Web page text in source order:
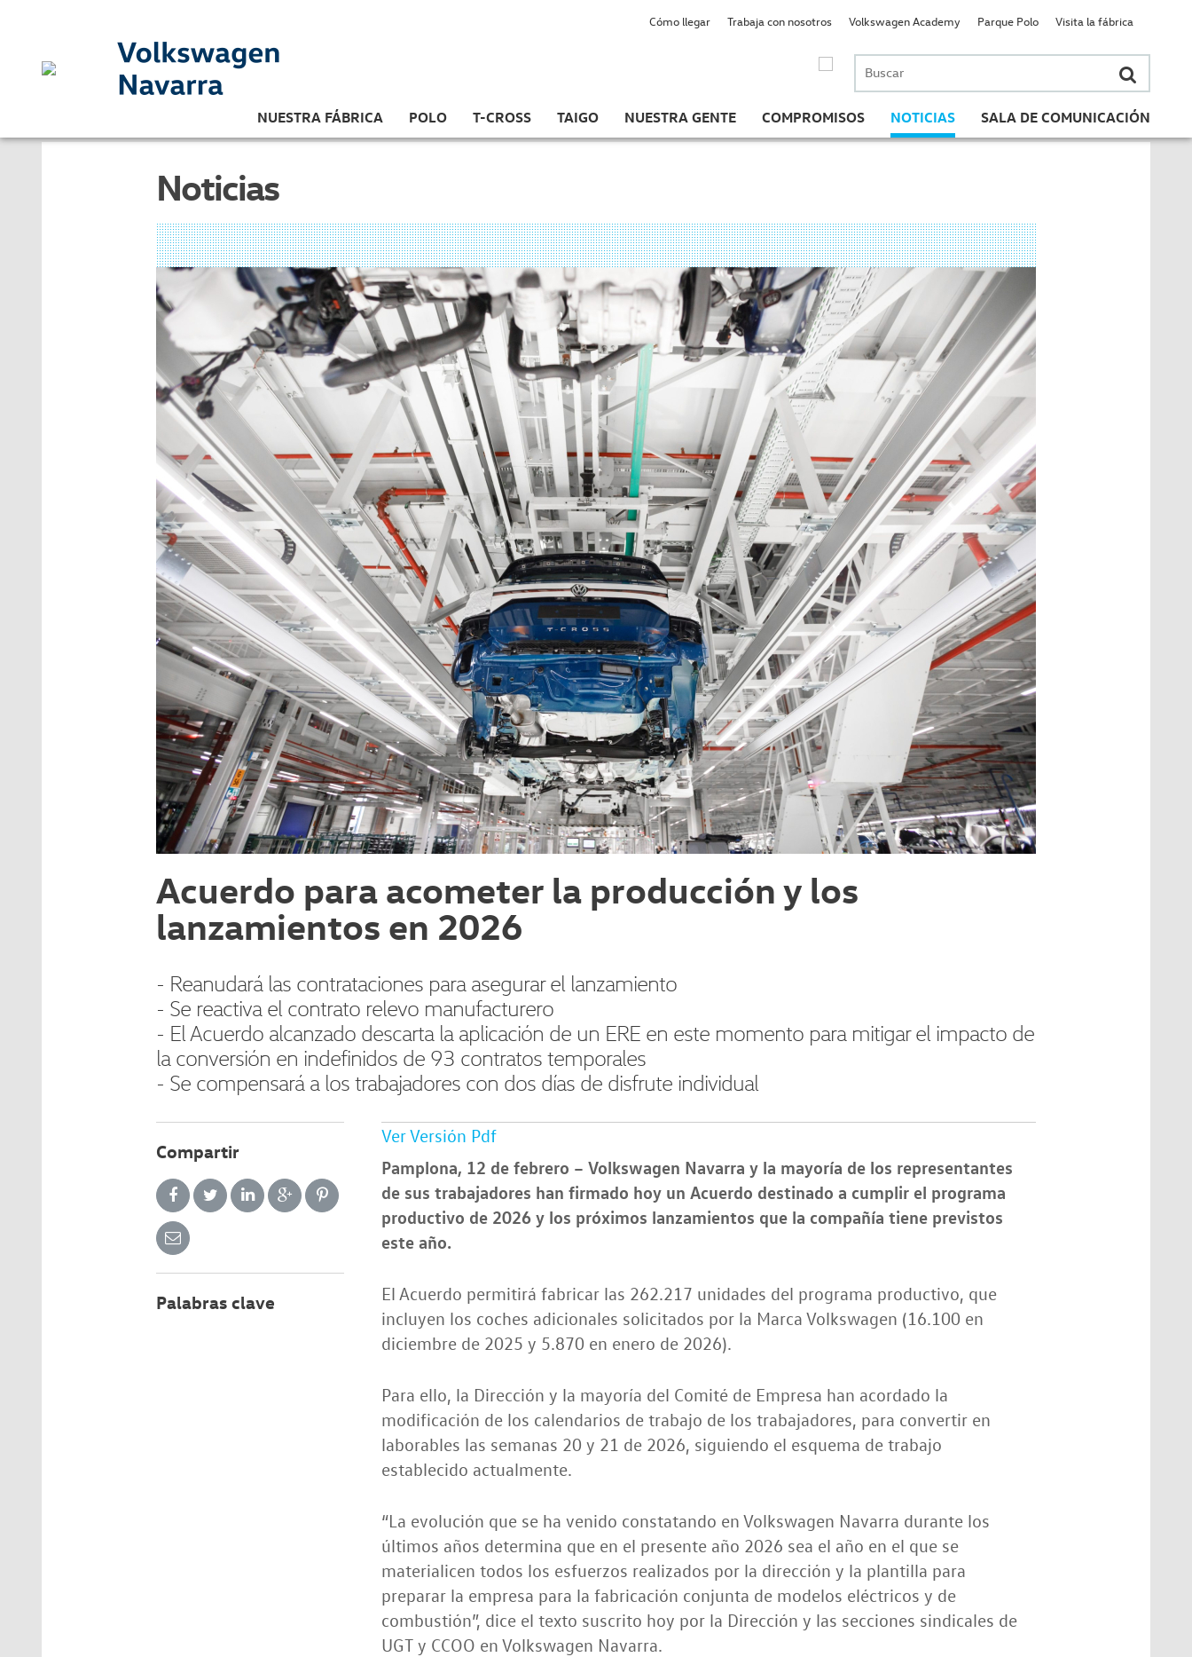
Buscar
por:
NUESTRA FÁBRICA POLO T-CROSS TAIGO NUESTRA GENTE COMPROMISOS NOTICIAS SALA DE COMUNICACIÓN
Cómo llegar Trabaja con nosotros Volkswagen Academy Parque Polo Visita la fábrica
Noticias
Acuerdo para acometer la producción y los
lanzamientos en 2026
- Reanudará las contrataciones para asegurar el lanzamiento
- Se reactiva el contrato relevo manufacturero
- El Acuerdo alcanzado descarta la aplicación de un ERE en este momento para mitigar el impacto de
la conversión en indefinidos de 93 contratos temporales
- Se compensará a los trabajadores con dos días de disfrute individual
Compartir
Palabras clave
Ver Versión Pdf
Pamplona, 12 de febrero – Volkswagen Navarra y la mayoría de los representantes
de sus trabajadores han firmado hoy un Acuerdo destinado a cumplir el programa
productivo de 2026 y los próximos lanzamientos que la compañía tiene previstos
este año.
El Acuerdo permitirá fabricar las 262.217 unidades del programa productivo, que
incluyen los coches adicionales solicitados por la Marca Volkswagen (16.100 en
diciembre de 2025 y 5.870 en enero de 2026).
Para ello, la Dirección y la mayoría del Comité de Empresa han acordado la
modificación de los calendarios de trabajo de los trabajadores, para convertir en
laborables las semanas 20 y 21 de 2026, siguiendo el esquema de trabajo
establecido actualmente.
“La evolución que se ha venido constatando en Volkswagen Navarra durante los
últimos años determina que en el presente año 2026 sea el año en el que se
materialicen todos los esfuerzos realizados por la dirección y la plantilla para
preparar la empresa para la fabricación conjunta de modelos eléctricos y de
combustión”, dice el texto suscrito hoy por la Dirección y las secciones sindicales de
UGT y CCOO en Volkswagen Navarra.